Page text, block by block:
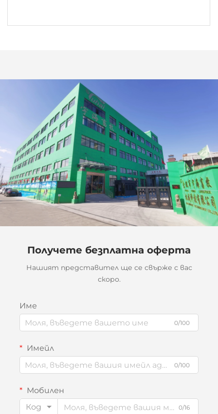
Получете безплатна оферта
Нашият представител ще се свърже с вас
скоро.
Име
0/100
Имейл
0/100
Мобилен
Код
0/16